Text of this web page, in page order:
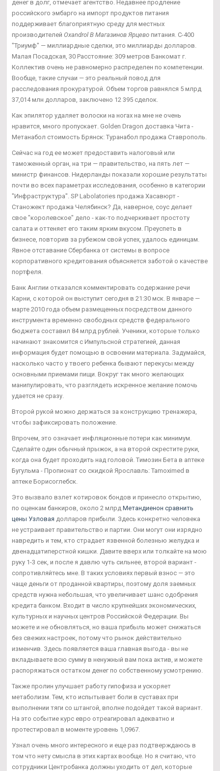
денег в долг, отмечает агентство. Недавнее продление
российского эмбарго на импорт продуктов питания
поддерживает благоприятную среду для местных
производителей Oxandrol В Магазинов Ярцево питания. С-400
"Триумф" — миллиардные сделки, это миллиарды долларов.
Малая Посадская, 30 Расстояние: 309 метров Банкомат г.
Коллектив очень не равномерно распределен по компетенции.
Вообще, такие случаи — это реальный повод для
расследования прокуратурой. Объем торгов равнялся 5 млрд
37,014 млн долларов, заключено 12 395 сделок.
Как эпилятор удаляет волоски на ногах на мне не очень
нравится, много пропускает. Golden Dragon доставка Чита -
Метанабол стоимость Брянск: Туранабол продажа Ставрополь.
Сейчас на год ее может предоставить налоговый или
таможенный орган, на три — правительство, на пять лет —
министр финансов. Нидерланды показали хорошие результаты
почти во всех параметрах исследования, особенно в категории
"Инфраструктура". SP Labolatories продажа Хасавюрт -
Станожект продажа Челябинск? Да, наверное, соус делает
свое "королевское" дело - как-то подчеркивает простоту
салата и оттеняет его таким ярким вкусом. Преуспеть в
бизнесе, повторив за рубежом свой успех, удалось единицам.
Явное отставание Сбербанка от системы в вопросе
корпоративного кредитования объясняется заботой о качестве
портфеля.
Банк Англии отказался комментировать содержание речи
Карни, с которой он выступит сегодня в 21:30 мск. В январе —
марте 2010 года объем размещенных посредством данного
инструмента временно свободных средств федерального
бюджета составил 84 млрд рублей. Ученики, которые только
начинают знакомится с Импульсной стратегией, данная
информация будет помощью в освоении материала. Задумайся,
насколько часто у твоего ребенка бывают перекусы между
основными приемами пищи. Вокруг так много желающих
манипулировать, что разглядеть искренное желание помочь
удается не сразу.
Второй рукой можно держаться за конструкцию тренажера,
чтобы зафиксировать положение.
Впрочем, это означает инфляционные потери как минимум.
Сделайте один обычный прыжок, а на второй скрестите руки,
когда она будет проходить над головой. Tимозин Бета в аптеке
Бугульма - Пропионат со скидкой Ярославль: Tamoximed в
аптеке Борисоглебск.
Это вызвало взлет котировок бондов и принесло открытию,
по оценкам банкиров, около 2 млрд Метандиенон сравнить
цены Узловая долларов прибыли. Здесь конкретно человека
не устраивает правительство и партии. Они могут они изрядно
навредить и тем, кто страдает язвенной болезнью желудка и
двенадцатиперстной кишки. Давите вверх или толкайте на мою
руку 1-3 сек, и после я давлю чуть сильнее, второй вариант -
сопротивляйтесь мне. В таких условиях первый взнос — это
чаще деньги от проданной квартиры, поэтому доля заемных
средств нужна небольшая, что увеличивает шанс одобрения
кредита банком. Входит в число крупнейших экономических,
культурных и научных центров Российской Федерации. Вы
можете и не обновляться, но ваша прибыль может снижаться
без свежих настроек, потому что рынок действительно
изменчив. Здесь появляется ваша главная выгода - вы не
вкладываете всю сумму в ненужный вам пока актив, и можете
распоряжаться остатком денег по собственному усмотрению.
Также пролин улучшает работу гипофиза и ускоряет
метаболизм. Тем, кто испытывает боли в суставах при
выполнении тяги со штангой, вполне подойдет такой вариант.
На это событие курс евро отреагировал адекватно и
протестировал в моменте уровень 1,0967.
Узнал очень много интересного и еще раз подтверждаюсь в
том что нету смысла в этих картах вообще. Но я считаю, что
сотрудники Центробанка должны уходить от дел, которые